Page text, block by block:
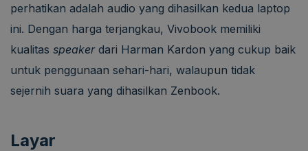
perhatikan adalah audio yang dihasilkan kedua laptop
ini. Dengan harga terjangkau, Vivobook memiliki
kualitas speakerdari Harman Kardon yang cukup baik
untuk penggunaan sehari-hari, walaupun tidak
sejernih suara yang dihasilkan Zenbook.
Layar